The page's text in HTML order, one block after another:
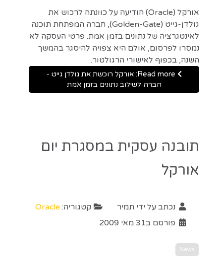
אורקל (Oracle) הודיעה על כוונתה לרכוש את
גולדן-גייט (Golden-Gate), חברה המפתחת תוכנה
לאינטגרציה של נתונים בזמן אמת. פרטי העסקה לא
נמסרו לפרסום, אולם היא צפויה להיסגר בהמשך
השנה, בכפוף לאישורי הרגולטור.
Read more: אורקל רוכשת את גולדן גייט -
חברה לשילוב נתונים בזמן אמת
תובנה עסקית במסגרת יום
אורקל
נכתב על ידי תמיר קטגוריה: Oracle
פורסם ב31 מאי 2009
News